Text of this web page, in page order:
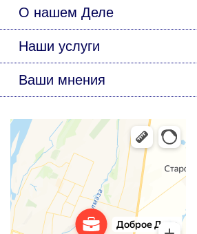
О нашем Деле
Наши услуги
Ваши мнения